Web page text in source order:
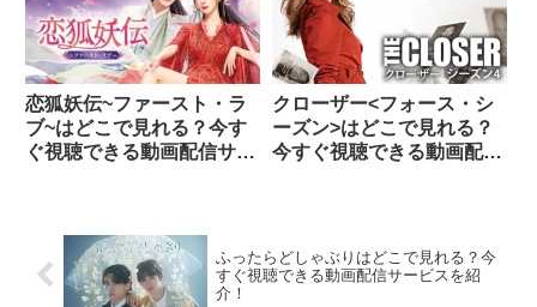
恋狐妖伝~ファースト・ラ
ブ~はどこで見れる？今す
ぐ視聴できる動画配信サー
クローザー<フォース・シ
ーズン>はどこで見れる？
今すぐ視聴できる動画配信
ふったらどしゃぶりはどこで見れる？今
すぐ視聴できる動画配信サービスを紹
介！